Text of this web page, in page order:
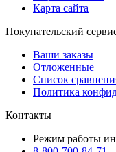
Карта сайта
Покупательский
Ваши заказы
Отложенные
Список
Политика
Контакты
Режим работы